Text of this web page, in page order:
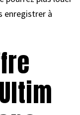
enregistrer à